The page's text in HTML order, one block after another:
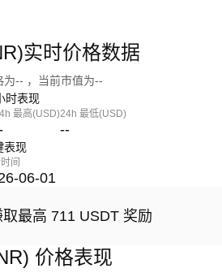
实时价格数据
-- ，当前市值为--
时表现
最高(USD)24h 最低(USD)
--
表现
间
06-01
最高 711 USDT 奖励
价格表现